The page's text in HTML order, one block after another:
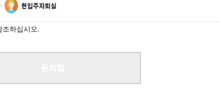
조하십시오.